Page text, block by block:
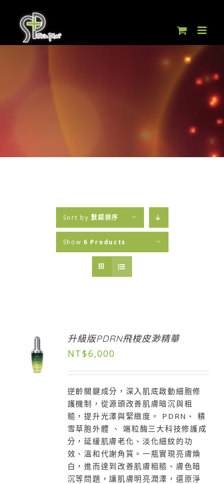
content
Sort by默認排序
Show 6 Products
車
升級版PDRN飛梭皮渺精華
NT$6,000
逆齡關鍵成分，深入肌底啟動細胞修
護機制，從源頭改善肌膚暗沉與粗
糙，提升光澤與緊緻度。 PDRN、 積
雪草胞外體 、 端粒酶三大科技修護成
分，延緩肌膚老化、淡化細紋的功
效、溫和代謝角質。一瓶實現亮膚煥
白，進而達到改善肌膚粗糙、膚色暗
沉等問題，讓肌膚明亮潤澤，還原淨